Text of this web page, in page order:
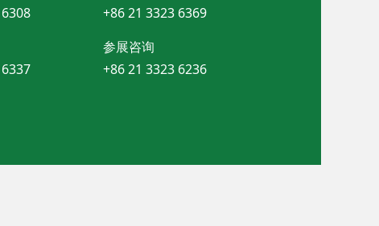
+86 21 3323 6369
参展咨询
+86 21 3323 6236